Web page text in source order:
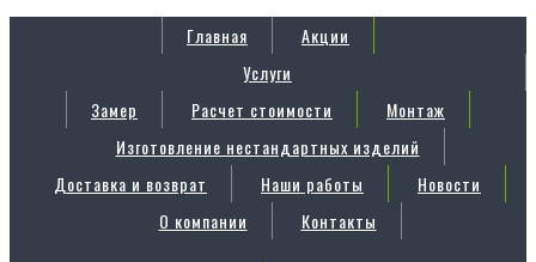
Главная
Акции
Услуги
Замер
Расчет стоимости
Монтаж
Изготовление нестандартных изделий
Доставка и возврат
Наши работы
Новости
О компании
Контакты